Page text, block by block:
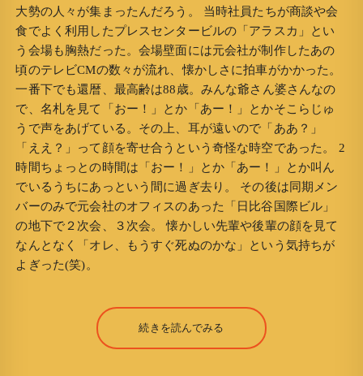
大勢の人々が集まったんだろう。 当時社員たちが商談や会
食でよく利用したプレスセンタービルの「アラスカ」とい
う会場も胸熱だった。会場壁面には元会社が制作したあの
頃のテレビCMの数々が流れ、懐かしさに拍車がかかった。
一番下でも還暦、最高齢は88歳。みんな爺さん婆さんなの
で、名札を見て「おー！」とか「あー！」とかそこらじゅ
うで声をあげている。その上、耳が遠いので「ああ？」
「ええ？」って顔を寄せ合うという奇怪な時空であった。 2
時間ちょっとの時間は「おー！」とか「あー！」とか叫ん
でいるうちにあっという間に過ぎ去り。 その後は同期メン
バーのみで元会社のオフィスのあった「日比谷国際ビル」
の地下で２次会、３次会。 懐かしい先輩や後輩の顔を見て
なんとなく「オレ、もうすぐ死ぬのかな」という気持ちが
よぎった(笑)。
続きを読んでみる